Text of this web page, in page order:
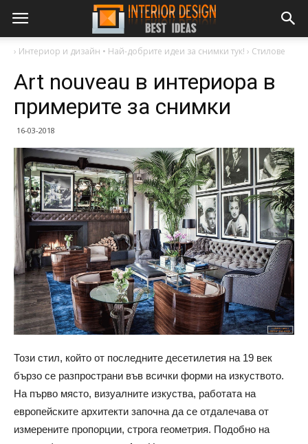
› Интериор и дизайн • Най-добрите идеи за снимки тук! › Стилове
Art nouveau в интериора в
примерите за снимки
16-03-2018
Този стил, който от последните десетилетия на 19 век
бързо се разпространи във всички форми на изкуството.
На първо място, визуалните изкуства, работата на
европейските архитекти започна да се отдалечава от
измерените пропорции, строга геометрия. Подобно на